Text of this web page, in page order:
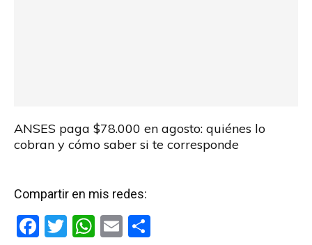
ANSES paga $78.000 en agosto: quiénes lo
cobran y cómo saber si te corresponde
Compartir en mis redes:
F
T
W E